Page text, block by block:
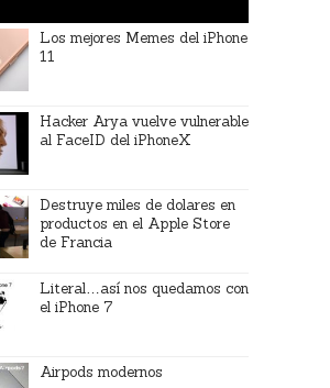
Los mejores Memes del iPhone
11
Hacker Arya vuelve vulnerable
al FaceID del iPhoneX
Destruye miles de dolares en
productos en el Apple Store
de Francia
Literal…así nos quedamos con
el iPhone 7
Airpods modernos